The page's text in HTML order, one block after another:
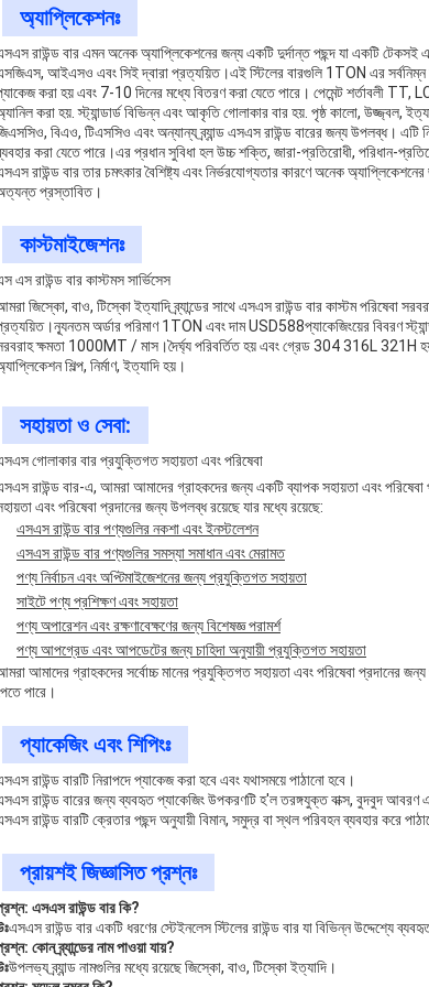
অ্যাপ্লিকেশনঃ
রাউন্ড বার এমন অনেক অ্যাপ্লিকেশনের জন্য একটি দুর্দান্ত পছন্দ যা একটি
আইএসও এবং সিই দ্বারা প্রত্যয়িত।এই স্টিলের বারগুলি 1TON এর সর্বনিম্ন
করা হয় এবং 7-10 দিনের মধ্যে বিতরণ করা যেতে পারে। পেমেন্ট শর্তাবলী
করা হয়. স্ট্যান্ডার্ড বিভিন্ন এবং আকৃতি গোলাকার বার হয়. পৃষ্ঠ কালো, উজ্জ্বল,
বিএও, টিএসসিও এবং অন্যান্য ব্র্যান্ড এসএস রাউন্ড বারের জন্য উপলব্ধ। এটি
করা যেতে পারে।এর প্রধান সুবিধা হল উচ্চ শক্তি, জারা-প্রতিরোধী, পরিধান-
রাউন্ড বার তার চমৎকার বৈশিষ্ট্য এবং নির্ভরযোগ্যতার কারণে অনেক
প্রস্তাবিত।
কাস্টমাইজেশনঃ
এস রাউন্ড বার কাস্টমস সার্ভিসেস
জিস্কো, বাও, টিস্কো ইত্যাদি ব্র্যান্ডের সাথে এসএস রাউন্ড বার কাস্টম
অর্ডার পরিমাণ 1TON এবং দাম USD588প্যাকেজিংয়ের বিবরণ
ক্ষমতা 1000MT / মাস।দৈর্ঘ্য পরিবর্তিত হয় এবং গ্রেড 304 316L 321H
শিল্প, নির্মাণ, ইত্যাদি হয়।
সহায়তা ও সেবা:
গোলাকার বার প্রযুক্তিগত সহায়তা এবং পরিষেবা
রাউন্ড বার-এ, আমরা আমাদের গ্রাহকদের জন্য একটি ব্যাপক সহায়তা এবং
এবং পরিষেবা প্রদানের জন্য উপলব্ধ রয়েছে যার মধ্যে রয়েছে:
এসএস রাউন্ড বার পণ্যগুলির নকশা এবং ইনস্টলেশন
এসএস রাউন্ড বার পণ্যগুলির সমস্যা সমাধান এবং মেরামত
পণ্য নির্বাচন এবং অপ্টিমাইজেশনের জন্য প্রযুক্তিগত সহায়তা
সাইটে পণ্য প্রশিক্ষণ এবং সহায়তা
পণ্য অপারেশন এবং রক্ষণাবেক্ষণের জন্য বিশেষজ্ঞ পরামর্শ
পণ্য আপগ্রেড এবং আপডেটের জন্য চাহিদা অনুযায়ী প্রযুক্তিগত সহায়তা
আমাদের গ্রাহকদের সর্বোচ্চ মানের প্রযুক্তিগত সহায়তা এবং পরিষেবা প্রদানের
পারে।
প্যাকেজিং এবং শিপিংঃ
রাউন্ড বারটি নিরাপদে প্যাকেজ করা হবে এবং যথাসময়ে পাঠানো হবে।
রাউন্ড বারের জন্য ব্যবহৃত প্যাকেজিং উপকরণটি হ'ল তরঙ্গযুক্ত বাক্স, বুদবুদ আবরণ
রাউন্ড বারটি ক্রেতার পছন্দ অনুযায়ী বিমান, সমুদ্র বা স্থল পরিবহন ব্যবহার করে
প্রায়শই জিজ্ঞাসিত প্রশ্নঃ
এসএস রাউন্ড বার কি?
এসএস রাউন্ড বার একটি ধরণের স্টেইনলেস স্টিলের রাউন্ড বার যা বিভিন্ন উদ্দেশ্যে
কোন ব্র্যান্ডের নাম পাওয়া যায়?
উপলভ্য ব্র্যান্ড নামগুলির মধ্যে রয়েছে জিস্কো, বাও, টিস্কো ইত্যাদি।